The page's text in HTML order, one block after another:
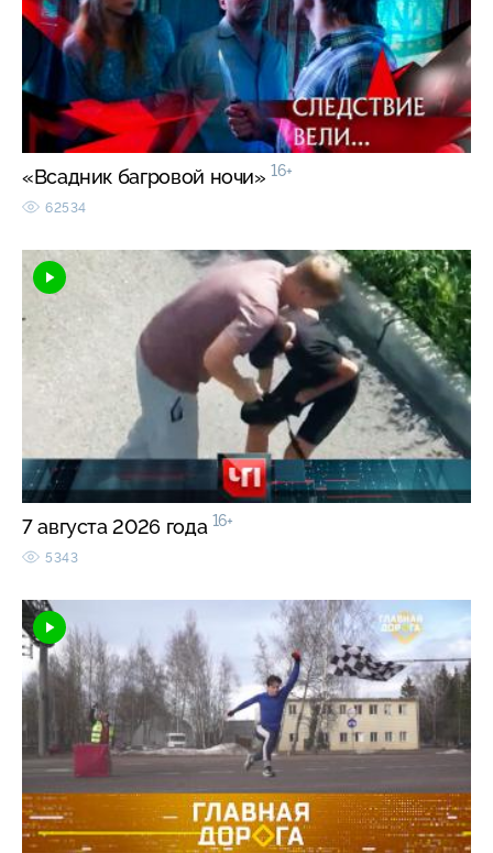
«Всадник багровой ночи» 16+
62534
7 августа 2026 года 16+
5343